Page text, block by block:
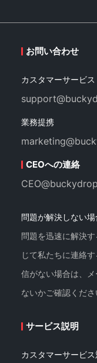
お問い合わせ
カスタマーサービス
業務提携
CEOへの連絡
問題が解決しない場
問題を迅速に解決
じて私たちに連絡
信がない場合は、
ないかご確認くださ
サービス説明
カスタマーサービ